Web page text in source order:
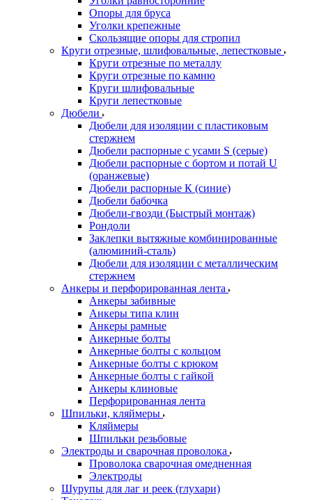
Опоры для бруса
Уголки крепежные
Скользящие опоры для стропил
Круги отрезные, шлифовальные, лепестковые
Круги отрезные по металлу
Круги отрезные по камню
Круги шлифовальные
Круги лепестковые
Дюбели
Дюбели для изоляции с пластиковым
стержнем
Дюбели распорные с усами S (серые)
Дюбели распорные c бортом и потай U
(оранжевые)
Дюбели распорные К (синие)
Дюбели бабочка
Дюбели-гвозди (Быстрый монтаж)
Рондоли
Заклепки вытяжные комбинированные
(алюминий-сталь)
Дюбели для изоляции с металлическим
стержнем
Анкеры и перфорированная лента
Анкеры забивные
Анкеры типа клин
Анкеры рамные
Анкерные болты
Анкерные болты с кольцом
Анкерные болты с крюком
Анкерные болты с гайкой
Анкеры клиновые
Перфорированная лента
Шпильки, кляймеры
Кляймеры
Шпильки резьбовые
Электроды и сварочная проволока
Проволока сварочная омедненная
Электроды
Шурупы для лаг и реек (глухари)